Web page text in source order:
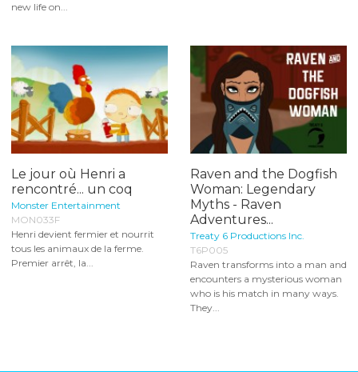
new life on...
Le jour où Henri a
rencontré... un coq
Monster Entertainment
MON033F
Henri devient fermier et nourrit
tous les animaux de la ferme.
Premier arrêt, la...
Raven and the Dogfish
Woman: Legendary
Myths - Raven
Adventures...
Treaty 6 Productions Inc.
T6P005
Raven transforms into a man and
encounters a mysterious woman
who is his match in many ways.
They...